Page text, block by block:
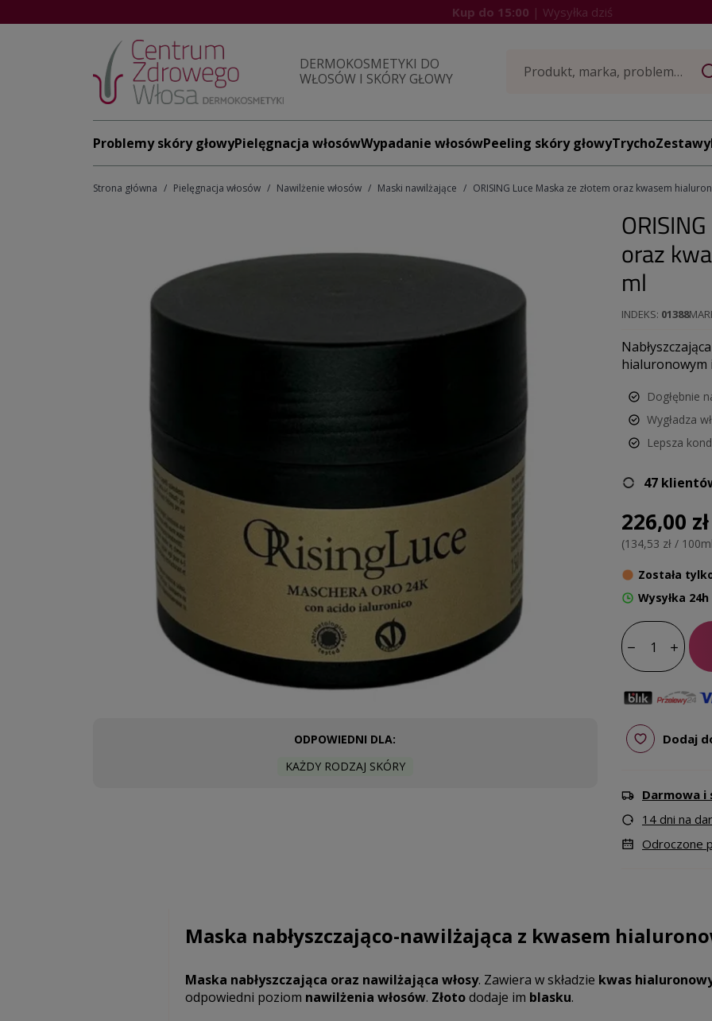
Kup do 15:00 | Wysyłka dziś
DERMOKOSMETYKI DO
WŁOSÓW I SKÓRY GŁOWY
Problemy skóry głowyPielęgnacja włosówWypadanie włosówPeeling skóry głowyTrychoZestawy
Strona główna Pielęgnacja włosów Nawilżenie włosów Maski nawilżające ORISING Luce Maska ze złotem oraz kwasem
ODPOWIEDNI DLA:
KAŻDY RODZAJ SKÓRY
oraz
ml
INDEKS 01388
hialuronowym
Dogłębnie
Wygładza
Lepsza
47
226,00 zł
(134,53 zł /
Została
Wysyłka 24h
Dodaj
Darmowa i
14 dni na
Odroczone
Maska nabłyszczająco-nawilżająca z kwasem
Maska nabłyszczająca oraz nawilżająca włosy. Zawiera w składzie kwas
odpowiedni poziom nawilżenia włosów. Złotododaje im blasku.